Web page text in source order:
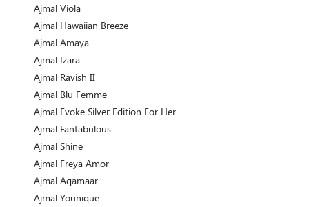
Ajmal Viola
Ajmal Hawaiian Breeze
Ajmal Amaya
Ajmal Izara
Ajmal Ravish II
Ajmal Blu Femme
Ajmal Evoke Silver Edition For Her
Ajmal Fantabulous
Ajmal Shine
Ajmal Freya Amor
Ajmal Aqamaar
Ajmal Younique